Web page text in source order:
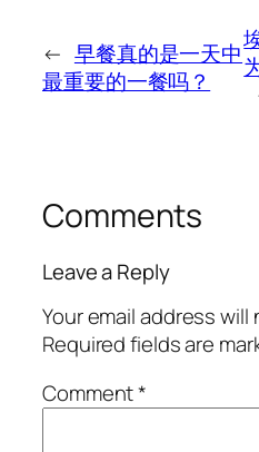
← 早餐真的是一天中
最重要的一餐吗？
Comments
Leave a Reply
Your email address
Required fields are
Comment*